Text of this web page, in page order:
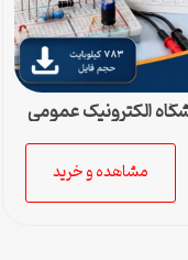
الکترونیک عمومی
مشاهده و خرید